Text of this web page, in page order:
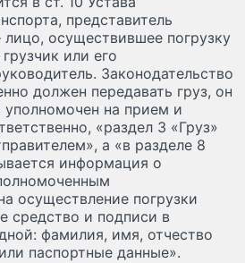
представитель
лицо, осуществившее погрузку
или его
Законодательство
должен передавать груз, он
на прием и
«раздел 3 «Груз»
а «в разделе 8
информация о
осуществление погрузки
средство и подписи в
фамилия, имя, отчество
паспортные данные».